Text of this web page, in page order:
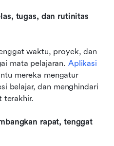
tugas, dan rutinitas
waktu, proyek, dan
mata pelajaran. Aplikasi
mereka mengatur
belajar, dan menghindari
terakhir.
rapat, tenggat